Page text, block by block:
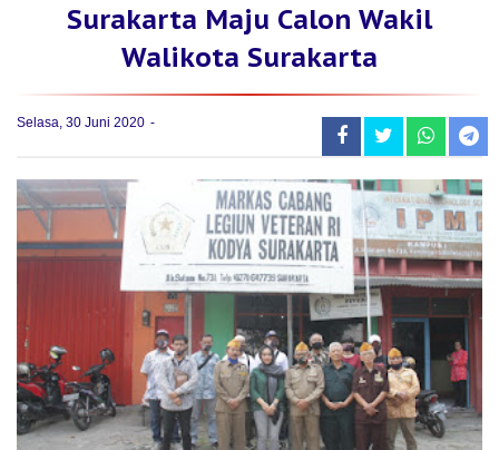
Surakarta Maju Calon Wakil
Walikota Surakarta
Selasa, 30 Juni 2020